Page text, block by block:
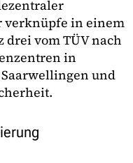
verknüpfe in einem
vom TÜV nach
in
und